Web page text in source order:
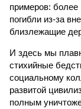
примеров: более
погибли из-за
близлежащие
И здесь мы
стихийные
социальному
развитой
полным